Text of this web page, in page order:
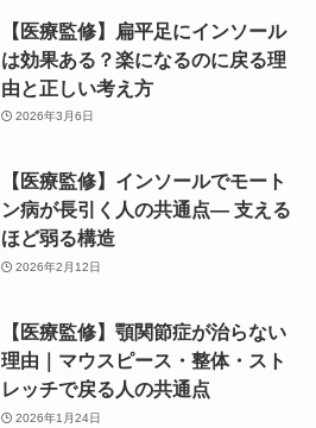
【医療監修】扁平足にインソール
は効果ある？楽になるのに戻る理
由と正しい考え方
2026年3月6日
【医療監修】インソールでモート
ン病が長引く人の共通点― 支える
ほど弱る構造
2026年2月12日
【医療監修】顎関節症が治らない
理由｜マウスピース・整体・スト
レッチで戻る人の共通点
2026年1月24日